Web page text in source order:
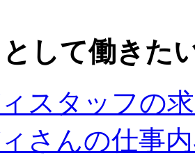
して働きた
スタッフの
さんの仕事